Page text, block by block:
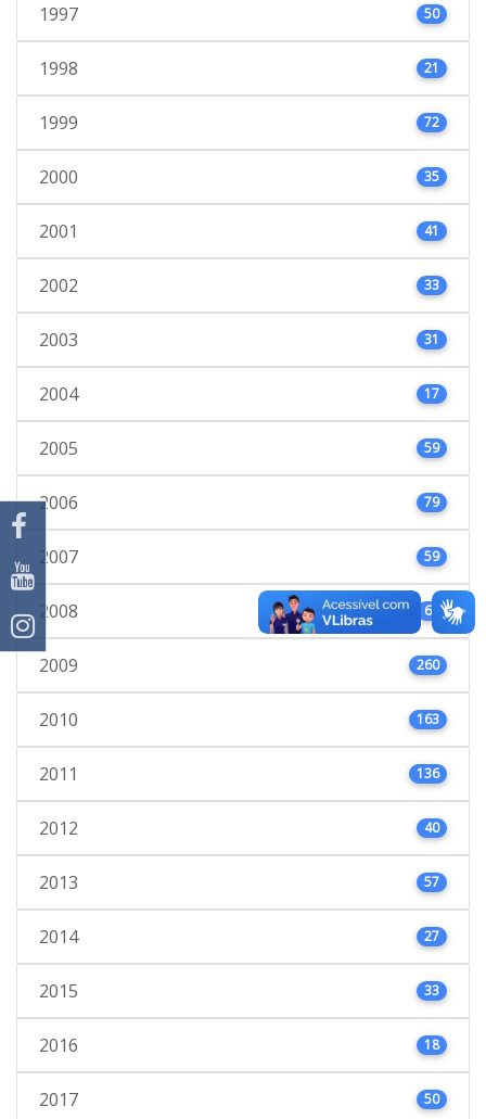
1997 50
1998 21
1999 72
2000 35
2001 41
2002 33
2003 31
2004 17
2005 59
2006 79
2007 59
2008 66
2009 260
2010 163
2011 136
2012 40
2013 57
2014 27
2015 33
2016 18
2017 50